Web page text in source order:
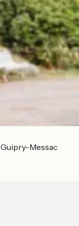
Guipry-Messac